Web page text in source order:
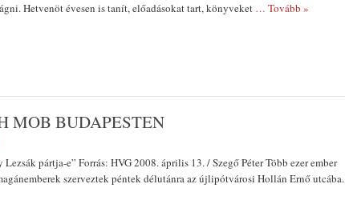
Hetvenöt évesen is tanít, előadásokat tart, könyveket … Tovább »
MOB BUDAPESTEN
pártja-e” Forrás: HVG 2008. április 13. / Szegő Péter Több ezer ember
szerveztek péntek délutánra az újlipótvárosi Hollán Ernő utcába.